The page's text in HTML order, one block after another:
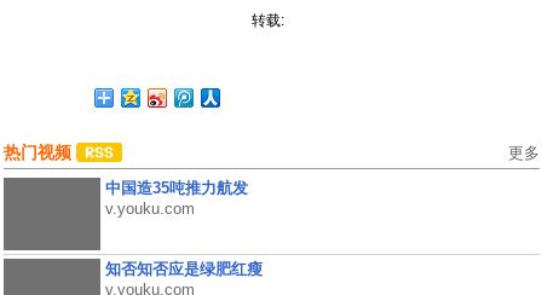
转载:
热门视频 更多
中国造35吨推力航发
v.youku.com
知否知否应是绿肥红瘦
v.youku.com